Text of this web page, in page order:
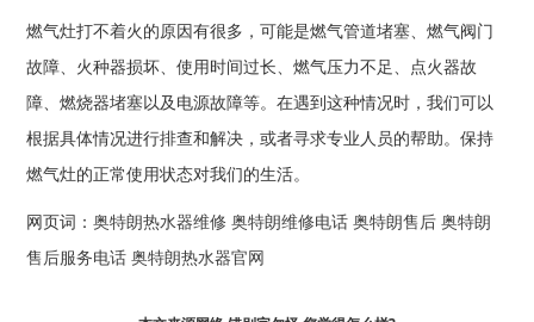
燃气灶打不着火的原因有很多，可能是燃气管道堵塞、燃气阀门
故障、火种器损坏、使用时间过长、燃气压力不足、点火器故
障、燃烧器堵塞以及电源故障等。在遇到这种情况时，我们可以
根据具体情况进行排查和解决，或者寻求专业人员的帮助。保持
燃气灶的正常使用状态对我们的生活。
网页词：奥特朗热水器维修 奥特朗维修电话 奥特朗售后 奥特朗
售后服务电话 奥特朗热水器官网